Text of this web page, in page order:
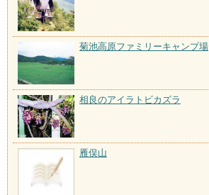
菊池高原ファミリーキャンプ場
相良のアイラトビカズラ
雁俣山